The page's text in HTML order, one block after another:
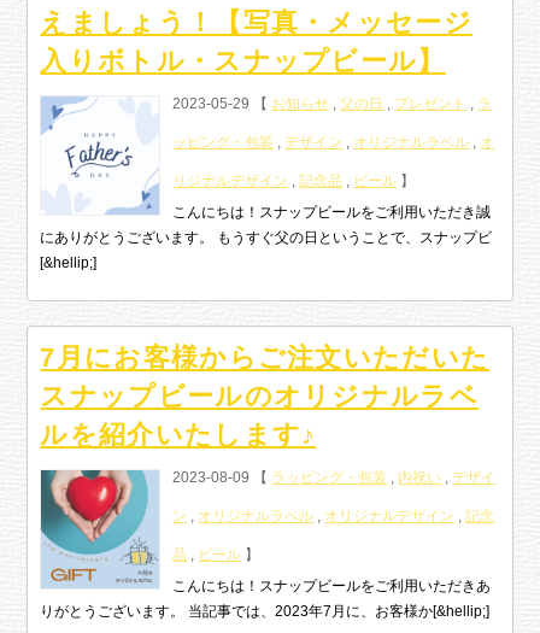
えましょう！【写真・メッセージ
入りボトル・スナップビール】
2023-05-29 【 お知らせ ,父の日 , プレゼント , ラ
ッピング・包装 ,デザイン , オリジナルラベル , オ
リジナルデザイン ,記念品 , ビール 】
こんにちは！スナップビールをご利用いただき誠
にありがとうございます。 もうすぐ父の日ということで、スナップビ
[&hellip;]
7月にお客様からご注文いただいた
スナップビールのオリジナルラベ
ルを紹介いたします♪
2023-08-09 【 ラッピング・包装 , 内祝い ,デザイ
ン , オリジナルラベル , オリジナルデザイン ,記念
品 , ビール 】
こんにちは！スナップビールをご利用いただきあ
りがとうございます。 当記事では、2023年7月に、お客様か[&hellip;]